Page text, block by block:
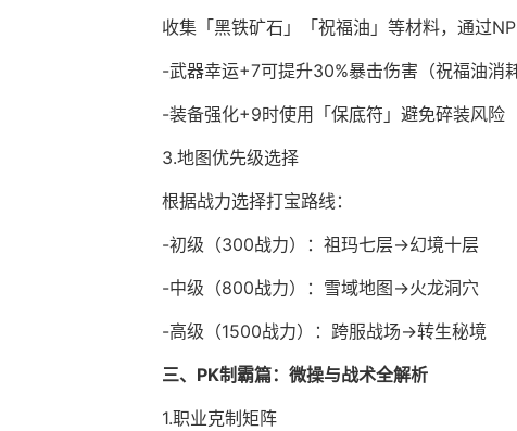
收集「黑铁矿石」「祝福油」等材料，通过
-武器幸运+7可提升30%暴击伤害（祝福油消
-装备强化+9时使用「保底符」避免碎装风险
3.地图优先级选择
根据战力选择打宝路线：
-初级（300战力）：祖玛七层→幻境十层
-中级（800战力）：雪域地图→火龙洞穴
-高级（1500战力）：跨服战场→转生秘境
三、PK制霸篇：微操与战术全解析
1.职业克制矩阵